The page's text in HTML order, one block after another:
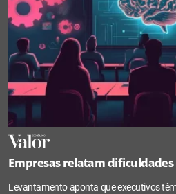
Empresas relatam
Levantamento aponta que executivos